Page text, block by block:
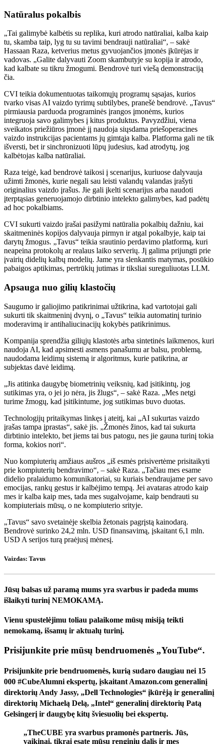
Natūralus pokalbis
„Tai galimybė kalbėtis su replika, kuri atrodo natūraliai, kalba kaip
tu, skamba taip, lyg tu su tavimi bendrauji natūraliai“, – sakė
Hassaan Raza, ketverius metus gyvuojančios įmonės įkūrėjas ir
vadovas. „Galite dalyvauti Zoom skambutyje su kopija ir atrodo,
kad kalbate su tikru žmogumi. Bendrovė turi viešą demonstraciją
čia.
CVI teikia dokumentuotas taikomųjų programų sąsajas, kurios
tvarko visas AI vaizdo tyrimų subtilybes, pranešė bendrovė. „Tavus“
pirmiausia parduoda programinės įrangos įmonėms, kurios
integruoja savo galimybes į kitus produktus. Pavyzdžiui, viena
sveikatos priežiūros įmonė jį naudoja siųsdama priešoperacines
vaizdo instrukcijas pacientams jų gimtąja kalba. Platforma gali ne tik
išversti, bet ir sinchronizuoti lūpų judesius, kad atrodytų, jog
kalbėtojas kalba natūraliai.
Raza teigė, kad bendrovė taikosi į scenarijus, kuriuose dalyvauja
užimti žmonės, kurie negali sau leisti valandų valandas įrašyti
originalius vaizdo įrašus. Jie gali įkelti scenarijus arba naudoti
įterptąsias generuojamojo dirbtinio intelekto galimybes, kad padėtų
ad hoc pokalbiams.
CVI sukurti vaizdo įrašai pasižymi natūralia pokalbių dažniu, kai
skaitmeninės kopijos dalyvauja pirmyn ir atgal pokalbyje, kaip tai
darytų žmogus. „Tavus“ teikia srautinio perdavimo platformą, kuri
neapeina protokolų ar realaus laiko serverių. Jį galima prijungti prie
įvairių didelių kalbų modelių. Jame yra slenkantis matymas, posūkio
pabaigos aptikimas, pertrūkių jutimas ir tiksliai sureguliuotas LLM.
Apsauga nuo gilių klastočių
Saugumo ir galiojimo patikrinimai užtikrina, kad vartotojai gali
sukurti tik skaitmeninį dvynį, o „Tavus“ teikia automatinį turinio
moderavimą ir antihaliucinacijų kokybės patikrinimus.
Kompanija sprendžia giliųjų klastotės arba sintetinės laikmenos, kuri
naudoja AI, kad apsimesti asmens panašumu ar balsu, problemą,
naudodama leidimų sistemą ir algoritmus, kurie patikrina, ar
subjektas davė leidimą.
„Jis atitinka daugybę biometrinių veiksnių, kad įsitikintų, jog
sutikimas yra, o jei jo nėra, jis žlugs“, – sakė Raza. „Mes netgi
turime žmogų, kad įsitikintume, jog sutikimas buvo duotas.
Technologijų pritaikymas linkęs į ateitį, kai „AI sukurtas vaizdo
įrašas tampa įprastas“, sakė jis. „Žmonės žinos, kad tai sukurta
dirbtinio intelekto, bet jiems tai bus patogu, nes jie gauna turinį tokia
forma, kokios nori“.
Nuo kompiuterių amžiaus aušros „iš esmės prisivertėme prisitaikyti
prie kompiuterių bendravimo“, – sakė Raza. „Tačiau mes esame
didelio pralaidumo komunikatoriai, su kuriais bendraujame per savo
emocijas, rankų gestus ir kalbėjimo tempą. Jei avataras atrodo kaip
mes ir kalba kaip mes, tada mes sugalvojame, kaip bendrauti su
kompiuteriais mūsų, o ne kompiuterio srityje.
„Tavus“ savo svetainėje skelbia žetonais pagrįstą kainodarą.
Bendrovė surinko 24,2 mln. USD finansavimą, įskaitant 6,1 mln.
USD A serijos turą praėjusį mėnesį.
Vaizdas: Tavus
Jūsų balsas už paramą mums yra svarbus ir padeda mums
išlaikyti turinį NEMOKAMĄ.
Vienu spustelėjimu toliau palaikome mūsų misiją teikti
nemokamą, išsamų ir aktualų turinį.
Prisijunkite prie mūsų bendruomenės „YouTube“.
Prisijunkite prie bendruomenės, kurią sudaro daugiau nei 15
000 #CubeAlumni ekspertų, įskaitant Amazon.com generalinį
direktorių Andy Jassy, ​​„Dell Technologies“ įkūrėją ir generalinį
direktorių Michaelą Delą, „Intel“ generalinį direktorių Patą
Gelsingerį ir daugybę kitų šviesuolių bei ekspertų.
„TheCUBE yra svarbus pramonės partneris. Jūs,
vaikinai, tikrai esate mūsų renginių dalis ir mes